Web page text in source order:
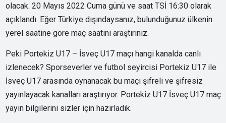
olacak. 20 Mayıs 2022 Cuma günü ve saat TSİ 16:30 olarak
açıklandı. Eğer Türkiye dışındaysanız, bulunduğunuz ülkenin
yerel saatine göre maç saatini araştırınız.
Peki Portekiz U17 – İsveç U17 maçı hangi kanalda canlı
izlenecek? Sporseverler ve futbol seyircisi Portekiz U17 ile
İsveç U17 arasında oynanacak bu maçı şifreli ve şifresiz
yayınlayacak kanalları araştırıyor. Portekiz U17 İsveç U17 maç
yayın bilgilerini sizler için hazırladık.